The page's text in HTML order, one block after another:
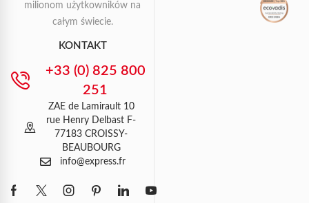
milionom użytkowników na
całym świecie.
KONTAKT
+33 (0) 825 800
251
ZAE de Lamirault 10
rue Henry Delbast F-
77183 CROISSY-
BEAUBOURG
info@express.fr